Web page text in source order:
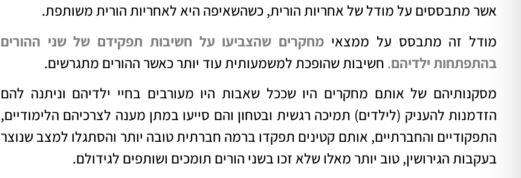
אשר מתבססים על מודל של אחריות הורית, כשהשאיפה היא לאחריות הורית משותפת.
מודל זה מתבסס על ממצאי מחקרים שהצביעו על חשיבות תפקידם של שני ההורים
בהתפתחות ילדיהם. חשיבות שהופכת למשמעותית עוד יותר כאשר ההורים מתגרשים.
מסקנותיהם של אותם מחקרים היו שככל שאבות היו מעורבים בחיי ילדיהם וניתנה להם
הזדמנות להעניק (לילדים) תמיכה רגשית ובטחון והם סייעו במתן מענה לצרכיהם הלימודיים,
התפקודיים והחברתיים, אותם קטינים תפקדו ברמה חברתית טובה יותר והסתגלו למצב שנוצר
בעקבות הגירושין, טוב יותר מאלו שלא זכו בשני הורים תומכים ושותפים לגידולם.